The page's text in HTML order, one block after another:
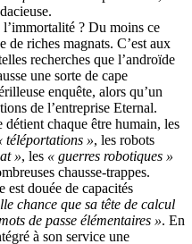
? Du moins ce
de riches magnats. C’est aux
recherches que l’androïde
une sorte de cape
enquête, alors qu’un
de l’entreprise Eternal.
détient chaque être humain, les
téléportations », les robots
», les « guerres robotiques »
chausse-trappes.
est douée de capacités
chance que sa tête de calcul
de passe élémentaires ». En
à son service une